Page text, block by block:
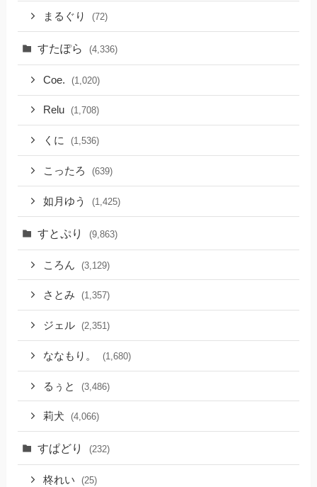
まるぐり (72)
すたぽら (4,336)
Coe. (1,020)
Relu (1,708)
くに (1,536)
こったろ (639)
如月ゆう (1,425)
すとぷり (9,863)
ころん (3,129)
さとみ (1,357)
ジェル (2,351)
ななもり。 (1,680)
るぅと (3,486)
莉犬 (4,066)
すぱどり (232)
柊れい (25)